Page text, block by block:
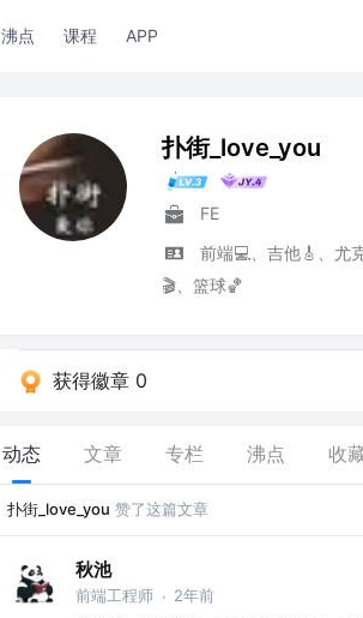
沸点 课程 APP
扑街_love_you
FE
前端💻、吉他🎸、尤
🎬、篮球🏀
获得徽章 0
动态 文章 专栏 沸点 收
扑街_love_you 赞了这篇文章
秋池
前端工程师 · 2年前